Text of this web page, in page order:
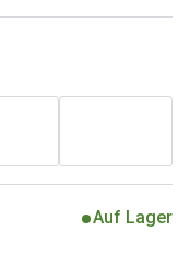
Ray-Ban
Oakley
Auf Lager